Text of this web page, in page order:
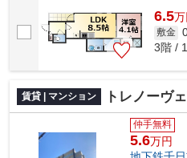
6.5万
敷金
3階 /
賃貸 | マンション トレノーヴ
仲手無料
5.6万円